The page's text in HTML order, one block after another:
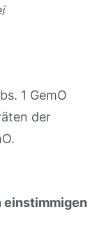
1 GemO
der
einstimmigen